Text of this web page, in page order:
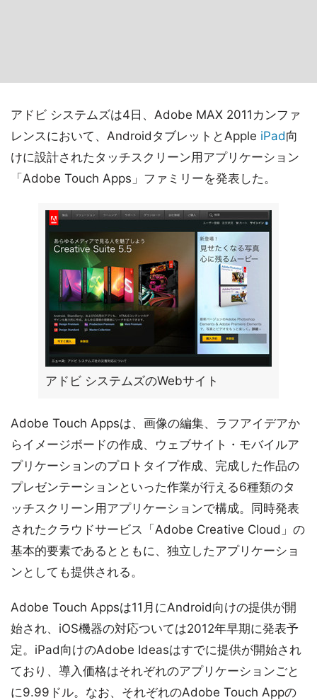
アドビ システムズは4日、Adobe MAX 2011カンファ
レンスにおいて、AndroidタブレットとApple iPad向
けに設計されたタッチスクリーン用アプリケーション
「Adobe Touch Apps」ファミリーを発表した。
アドビ システムズのWebサイト
Adobe Touch Appsは、画像の編集、ラフアイデアか
らイメージボードの作成、ウェブサイト・モバイルア
プリケーションのプロトタイプ作成、完成した作品の
プレゼンテーションといった作業が行える6種類のタ
ッチスクリーン用アプリケーションで構成。同時発表
されたクラウドサービス「Adobe Creative Cloud」の
基本的要素であるとともに、独立したアプリケーショ
ンとしても提供される。
Adobe Touch Appsは11月にAndroid向けの提供が開
始され、iOS機器の対応ついては2012年早期に発表予
定。iPad向けのAdobe Ideasはすでに提供が開始され
ており、導入価格はそれぞれのアプリケーションごと
に9.99ドル。なお、それぞれのAdobe Touch Appの